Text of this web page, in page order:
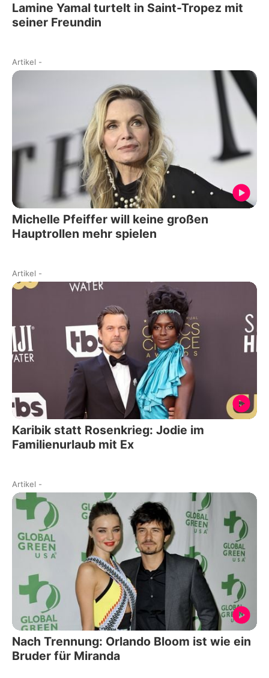
Lamine Yamal turtelt in Saint-Tropez mit
seiner Freundin
Artikel -
Michelle Pfeiffer will keine großen
Hauptrollen mehr spielen
Artikel -
Karibik statt Rosenkrieg: Jodie im
Familienurlaub mit Ex
Artikel -
Nach Trennung: Orlando Bloom ist wie ein
Bruder für Miranda